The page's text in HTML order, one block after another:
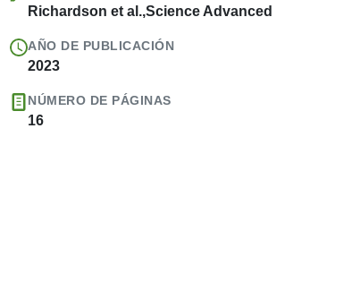
Richardson et al.,Science Advanced
AÑO DE PUBLICACIÓN
2023
NÚMERO DE PÁGINAS
16